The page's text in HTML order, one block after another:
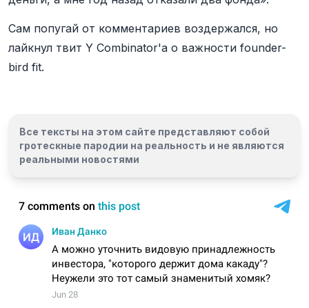
Сам попугай от комментариев воздержался, но
лайкнул твит Y Combinator'а о важности founder-
bird fit.
Все тексты на этом сайте представляют собой
гротескные пародии на реальность и не являются
реальными новостями